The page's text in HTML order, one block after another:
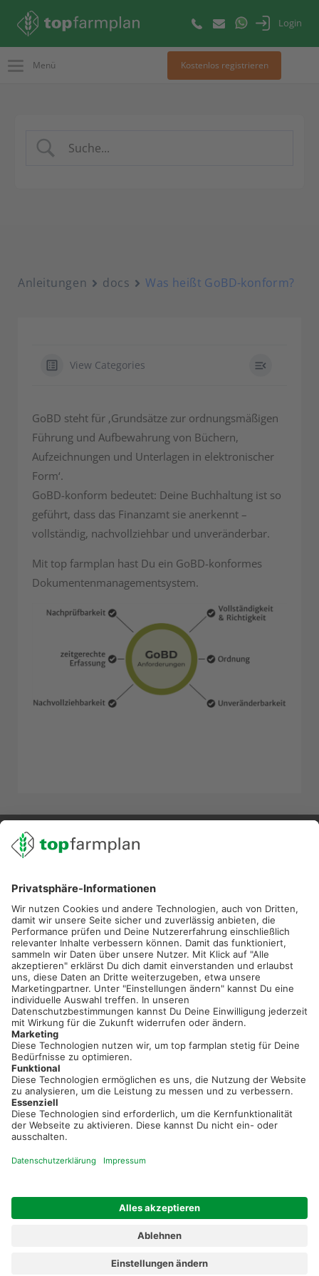
Login
Menü Kostenlos registrieren
Anleitungen docs Was heißt GoBD-konform?
View Categories
GoBD steht für ‚Grundsätze zur ordnungsmäßigen
Führung und Aufbewahrung von Büchern,
Aufzeichnungen und Unterlagen in elektronischer
Form‘.
GoBD-konform bedeutet: Deine Buchhaltung ist so
geführt, dass das Finanzamt sie anerkennt –
vollständig, nachvollziehbar und unveränderbar.
Mit top farmplan hast Du ein GoBD-konformes
Dokumentenmanagementsystem.
02501 801 44 84
service@topfarmplan.de
Sei immer auf dem Laufenden!
Neue Features, spannende Tipps und hilfreiche Anleitungen!
Registriere dich kostenlos!
einfach und bequem!
Kostenlos registrieren & sofort starten
Impressum Kontakt & Hilfe